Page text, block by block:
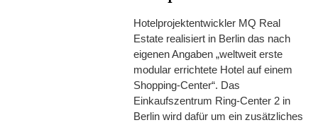
Hotelprojektentwickler MQ Real
Estate realisiert in Berlin das nach
eigenen Angaben „weltweit erste
modular errichtete Hotel auf einem
Shopping-Center“. Das
Einkaufszentrum Ring-Center 2 in
Berlin wird dafür um ein zusätzliches